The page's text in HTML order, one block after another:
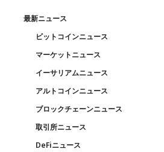
最新ニュース
ビットコインニュース
マーケットニュース
イーサリアムニュース
アルトコインニュース
ブロックチェーンニュース
取引所ニュース
DeFiニュース